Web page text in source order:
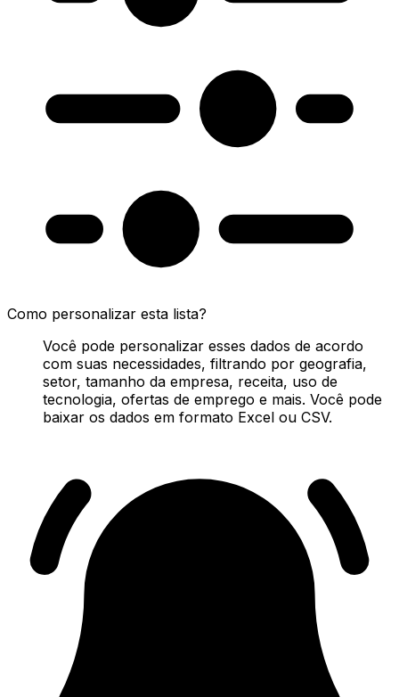
Como personalizar esta lista?
Você pode personalizar esses dados de acordo
com suas necessidades, filtrando por geografia,
setor, tamanho da empresa, receita, uso de
tecnologia, ofertas de emprego e mais. Você pode
baixar os dados em formato Excel ou CSV.